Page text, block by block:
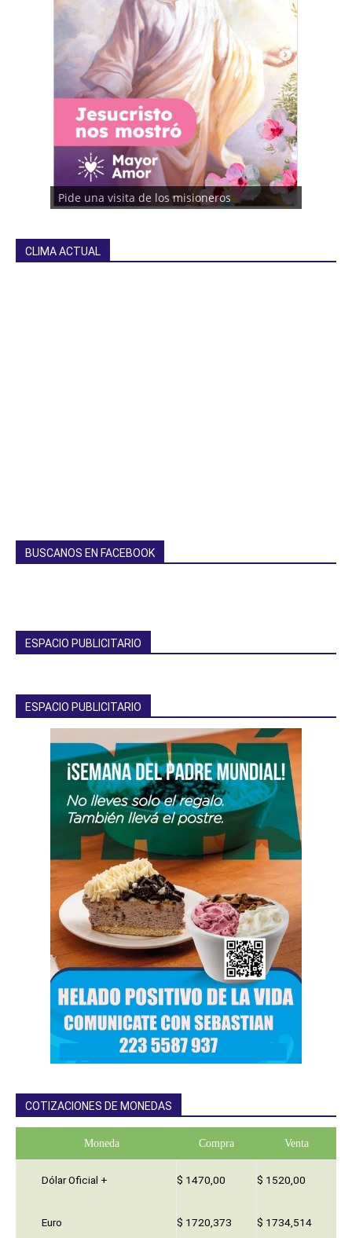
Pide una visita de los misioneros
CLIMA ACTUAL
BUSCANOS EN FACEBOOK
ESPACIO PUBLICITARIO
ESPACIO PUBLICITARIO
COTIZACIONES DE MONEDAS
Moneda Compra Venta
Dólar Oficial + $ 1470,00 $ 1520,00
Euro $ 1720,373 $ 1734,514